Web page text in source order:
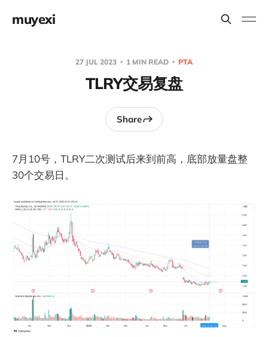
muyexi
27 JUL 2023 1 MIN READ PTA
TLRY交易复盘
Share
7月10号，TLRY二次测试后来到前高，底部放量盘整
30个交易日。